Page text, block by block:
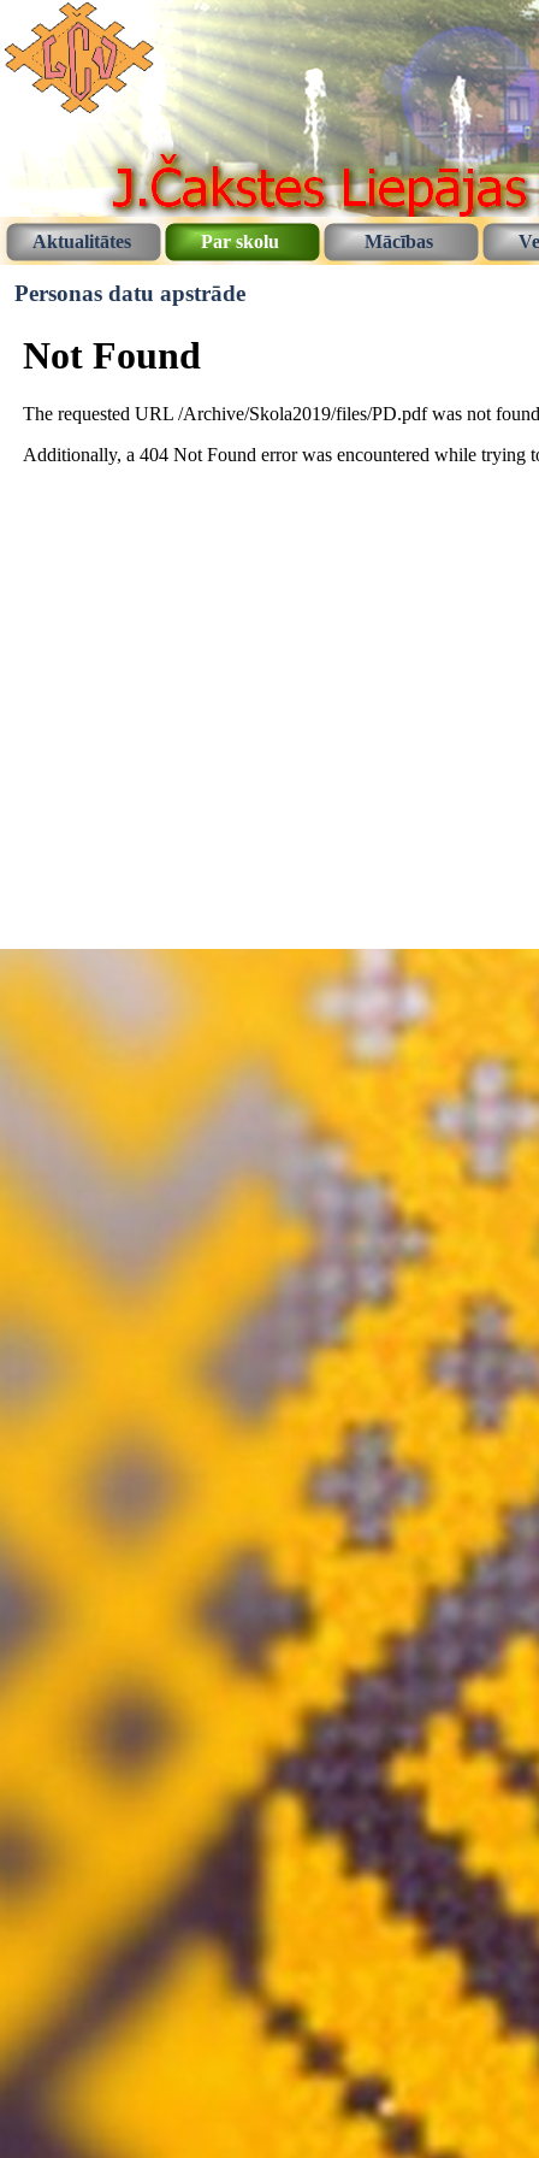
Aktualitātes Par skolu Mācības
Personas datu apstrāde